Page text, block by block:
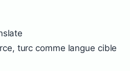
turc comme langue cible